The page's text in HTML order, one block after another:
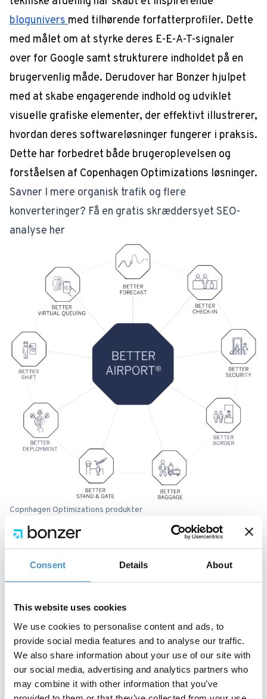
Consent Details About
This website uses cookies
We use cookies to personalise content and ads, to
provide social media features and to analyse our traffic.
We also share information about your use of our site with
our social media, advertising and analytics partners who
may combine it with other information that you’ve
bloguniversmed tilhørende forfatterprofiler. Dette
med målet om at styrke deres E-E-A-T-signaler
over for Google samt strukturere indholdet på en
brugervenlig måde. Derudover har Bonzer hjulpet
med at skabe engagerende indhold og udviklet
visuelle grafiske elementer, der effektivt illustrerer,
hvordan deres softwareløsninger fungerer i praksis.
Dette har forbedret både brugeroplevelsen og
forståelsen af Copenhagen Optimizations løsninger.
Savner I mere organisk trafik og flere
konverteringer? Få en gratis skræddersyet SEO-
analyse her
Copnhagen Optimizations produkter
Sideløbende har vi også fokuseret på intern
linkbuilding for at skabe en optimal struktur på
siden, samt løbende opdatering af det eksisterende
indhold for at sikre, at det fortsat møder
søgehensigten. Målet var, og er fortsat, at drive
mere konverterende organisk trafik til siden og og
dermed sikre, at Copenhagen Optimization får
relevante leads.
Resultater for samarbejdet